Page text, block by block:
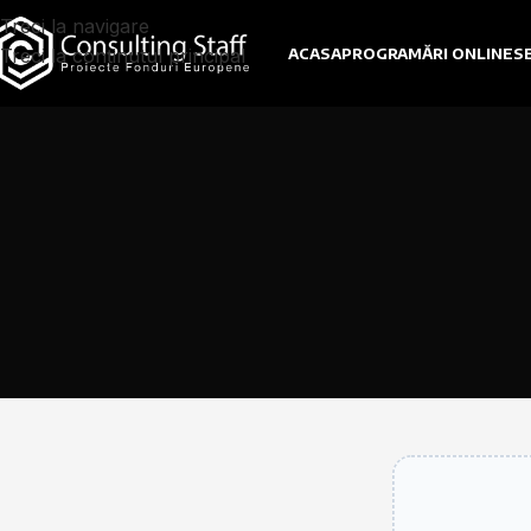
Treci la navigare
Treci la conținutul principal
ACASAPROGRAMĂRI ONLINE